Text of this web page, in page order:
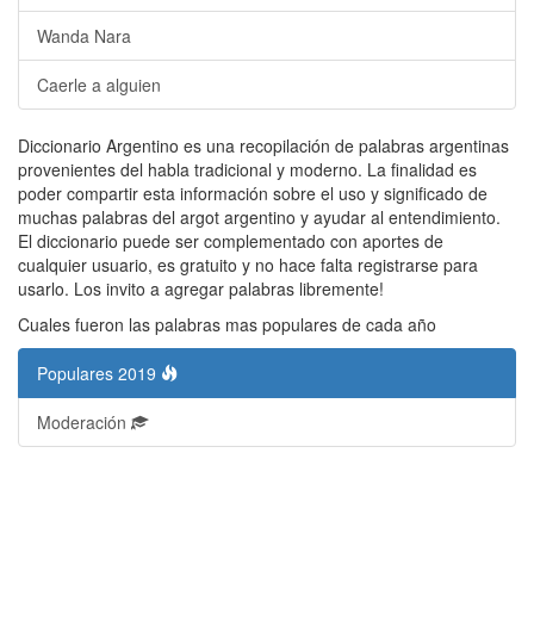
Wanda Nara
Caerle a alguien
Diccionario Argentino es una recopilación de palabras argentinas
provenientes del habla tradicional y moderno. La finalidad es
poder compartir esta información sobre el uso y significado de
muchas palabras del argot argentino y ayudar al entendimiento.
El diccionario puede ser complementado con aportes de
cualquier usuario, es gratuito y no hace falta registrarse para
usarlo. Los invito a agregar palabras libremente!
Cuales fueron las palabras mas populares de cada año
Populares 2019
Moderación